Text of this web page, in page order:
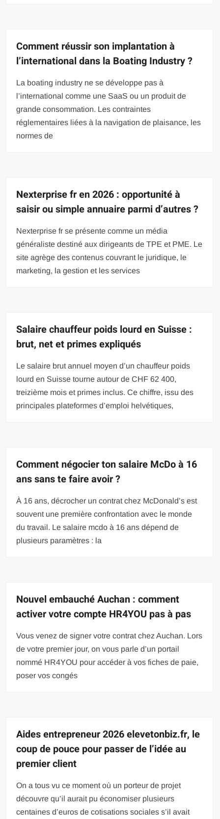
Comment réussir son implantation à
l’international dans la Boating Industry ?
La boating industry ne se développe pas à
l’international comme une SaaS ou un produit de
grande consommation. Les contraintes
réglementaires liées à la navigation de plaisance, les
normes de
Nexterprise fr en 2026 : opportunité à
saisir ou simple annuaire parmi d’autres ?
Nexterprise fr se présente comme un média
généraliste destiné aux dirigeants de TPE et PME. Le
site agrège des contenus couvrant le juridique, le
marketing, la gestion et les services
Salaire chauffeur poids lourd en Suisse :
brut, net et primes expliqués
Le salaire brut annuel moyen d’un chauffeur poids
lourd en Suisse tourne autour de CHF 62 400,
treizième mois et primes inclus. Ce chiffre, issu des
principales plateformes d’emploi helvétiques,
Comment négocier ton salaire McDo à 16
ans sans te faire avoir ?
À 16 ans, décrocher un contrat chez McDonald’s est
souvent une première confrontation avec le monde
du travail. Le salaire mcdo à 16 ans dépend de
plusieurs paramètres : la
Nouvel embauché Auchan : comment
activer votre compte HR4YOU pas à pas
Vous venez de signer votre contrat chez Auchan. Lors
de votre premier jour, on vous parle d’un portail
nommé HR4YOU pour accéder à vos fiches de paie,
poser vos congés
Aides entrepreneur 2026 elevetonbiz.fr, le
coup de pouce pour passer de l’idée au
premier client
On a tous vu ce moment où un porteur de projet
découvre qu’il aurait pu économiser plusieurs
centaines d’euros de cotisations sociales s’il avait